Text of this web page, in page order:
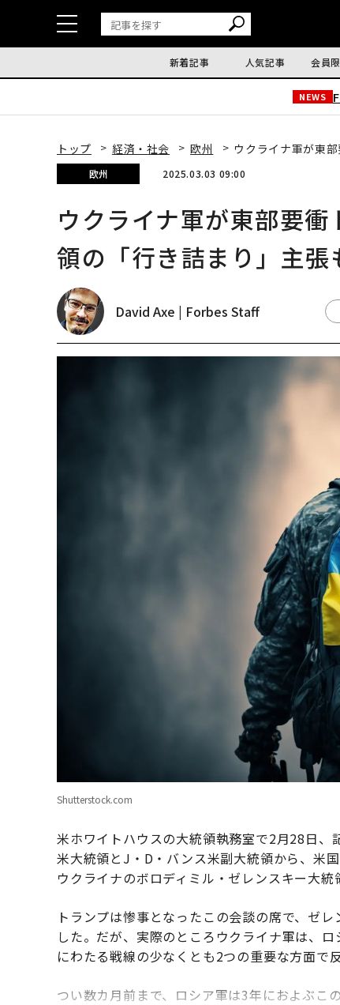
新着記事 人気記事 会員
NEWS
トップ 経済・社会 欧州 ウクライナ軍が東
欧州 2025.03.03 09:00
ウクライナ軍が東部要
領の「行き詰まり」主張
David Axe | Forbes Staff
Shutterstock.com
米ホワイトハウスの大統領執務室で2月28日
米大統領とJ・D・バンス米副大統領から、米
ウクライナのボロディミル・ゼレンスキー大
トランプは惨事となったこの会談の席で、ゼ
した。だが、実際のところウクライナ軍は、
にわたる戦線の少なくとも2つの重要な方面で
つい数カ月前まで、ロシア軍は3年におよぶこ